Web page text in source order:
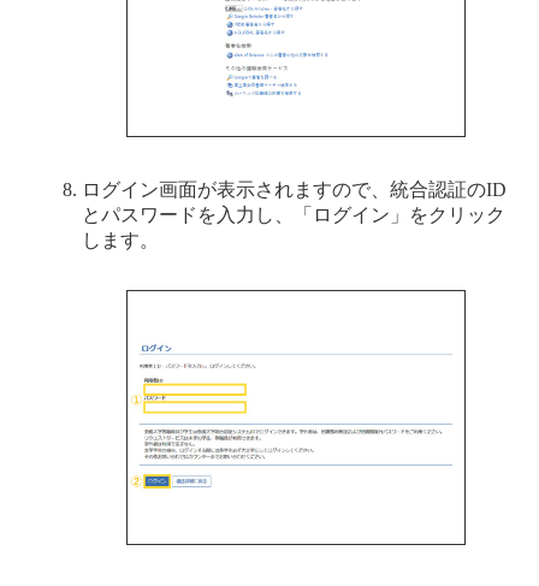
ログイン画面が表示されますので、統合認証のID
とパスワードを入力し、「ログイン」をクリック
します。